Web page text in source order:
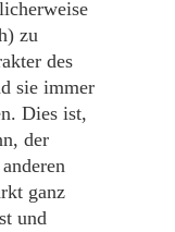
zu
des
sie immer
Dies ist,
der
ganz
und